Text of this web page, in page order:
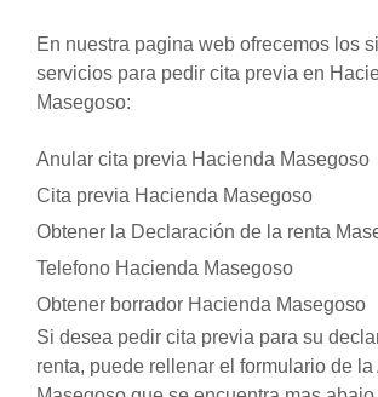
En nuestra pagina web ofrecemos los
servicios para pedir cita previa en
Masegoso:
Anular cita previa Hacienda Masegoso
Cita previa Hacienda Masegoso
Obtener la Declaración de la renta
Telefono Hacienda Masegoso
Obtener borrador Hacienda Masegoso
Si desea pedir cita previa para su
renta, puede rellenar el formulario de la